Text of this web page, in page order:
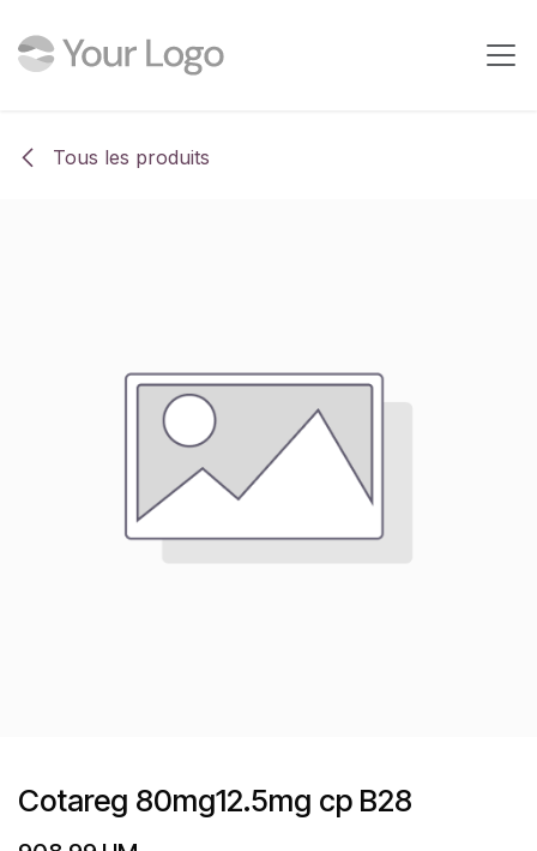
Tous les produits
Cotareg 80mg12.5mg cp B28